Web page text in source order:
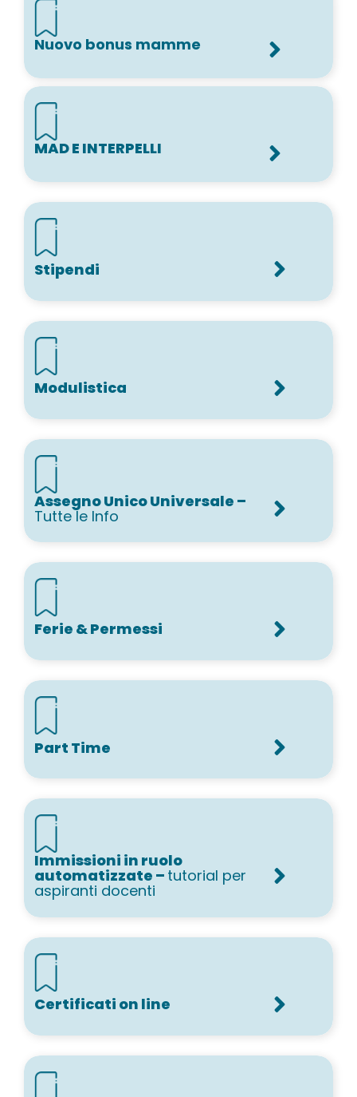
Nuovo bonus mamme
MAD E INTERPELLI
Stipendi
Modulistica
Assegno Unico Universale –
Tutte le Info
Ferie & Permessi
Part Time
Immissioni in ruolo
automatizzate – tutorial per
aspiranti docenti
Certificati on line